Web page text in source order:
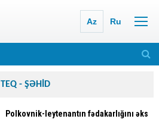
Az Ru
TEQ - ŞƏHİD
Polkovnik-leytenantın fədakarlığını əks